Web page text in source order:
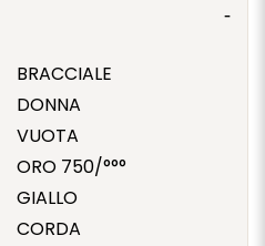
BRACCIALE
DONNA
VUOTA
ORO 750/°°°
GIALLO
CORDA